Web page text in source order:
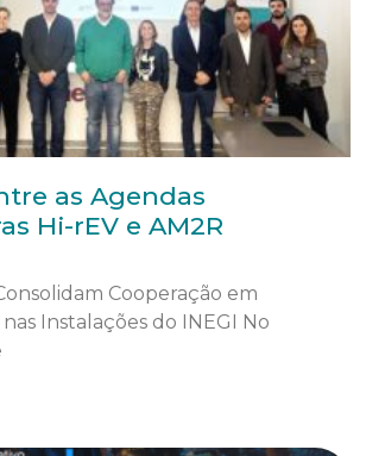
as Agendas
Hi-rEV e AM2R
Cooperação em
Instalações do INEGI No